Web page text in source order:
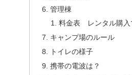
管理棟
料金表 レンタル購入
キャンプ場のルール
トイレの様子
携帯の電波は？